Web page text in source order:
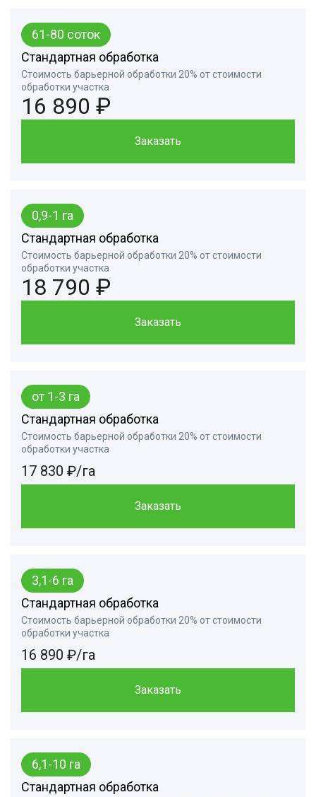
61-80 соток
Стандартная обработка
Стоимость барьерной обработки 20% от стоимости
обработки участка
16 890 ₽
Заказать
0,9-1 га
Стандартная обработка
Стоимость барьерной обработки 20% от стоимости
обработки участка
18 790 ₽
Заказать
от 1-3 га
Стандартная обработка
Стоимость барьерной обработки 20% от стоимости
обработки участка
17 830 ₽/га
Заказать
3,1-6 га
Стандартная обработка
Стоимость барьерной обработки 20% от стоимости
обработки участка
16 890 ₽/га
Заказать
6,1-10 га
Стандартная обработка